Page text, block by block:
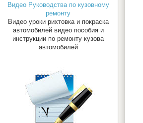
Видео Руководства по кузовному
ремонту
Видео уроки рихтовка и покраска
автомобилей видео пособия и
инструкции по ремонту кузова
автомобилей